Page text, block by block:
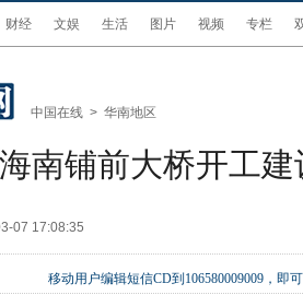
财经 文娱 生活 图片 视频 专栏
中国在线 > 华南地区
海南铺前大桥开工建
07 17:08:35
移动用户编辑短信CD到106580009009，即